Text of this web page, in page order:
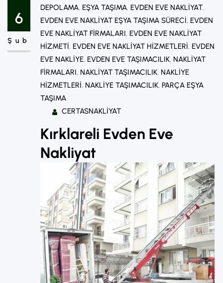
6
Şub
DEPOLAMA, EŞYA TAŞIMA, EVDEN EVE NAKLIYAT
EVDEN EVE NAKLIYAT EŞYA TAŞIMA SÜRECI, EVDEN
EVE NAKLIYAT FIRMALARI, EVDEN EVE NAKLIYAT
HIZMETI, EVDEN EVE NAKLIYAT HIZMETLERI, EVDEN
EVE NAKLIYE, EVDEN EVE TAŞIMACILIK, NAKLIYAT
FIRMALARI, NAKLIYAT TAŞIMACILIK, NAKLIYE
HIZMETLERI, NAKLIYE TAŞIMACILIK, PARÇA EŞYA
TAŞIMA
CERTASNAKLIYAT
Kırklareli Evden Eve
Nakliyat